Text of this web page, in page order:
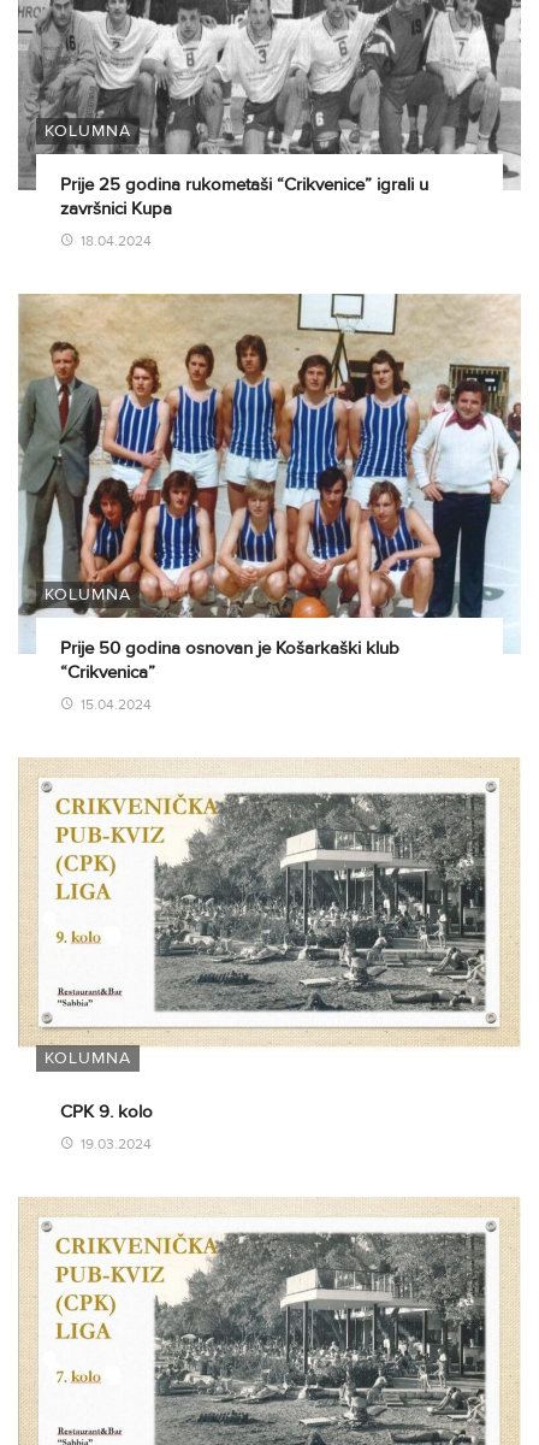
KOLUMNA
Prije 25 godina rukometaši “Crikvenice” igrali u
završnici Kupa
18.04.2024
KOLUMNA
Prije 50 godina osnovan je Košarkaški klub
“Crikvenica”
15.04.2024
KOLUMNA
CPK 9. kolo
19.03.2024